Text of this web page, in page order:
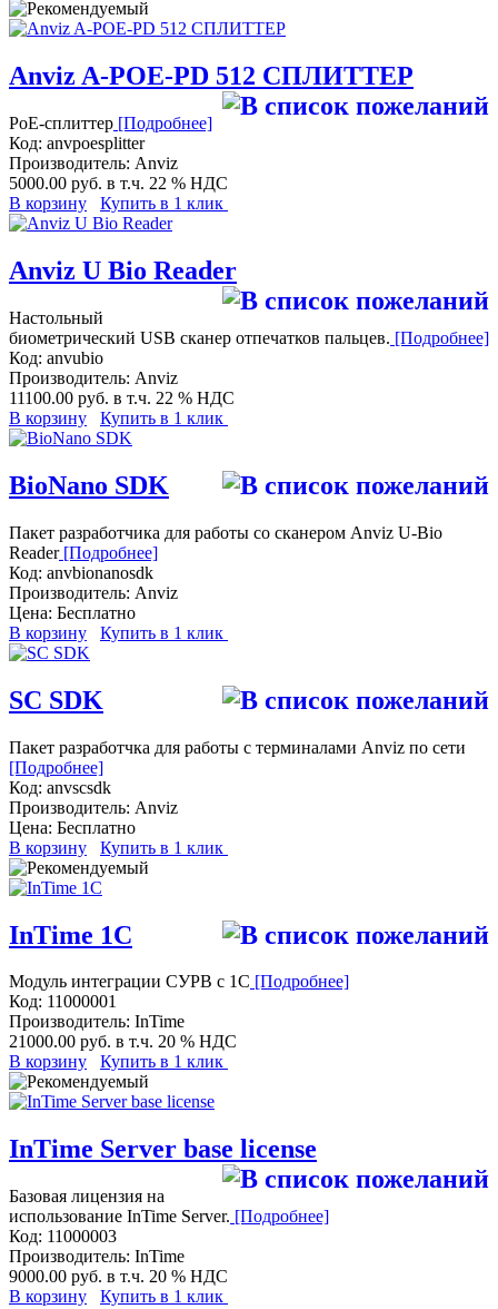
Anviz A-POE-PD 512 СПЛИТТЕР
PoE-сплиттер [Подробнее]
Код: anvpoesplitter
Производитель: Anviz
5000.00 руб. в т.ч. 22 % НДС
В корзину
Купить в 1 клик
Anviz U Bio Reader
Настольный
биометрический USB сканер отпечатков пальцев. [Подробнее]
Код: anvubio
Производитель: Anviz
11100.00 руб. в т.ч. 22 % НДС
В корзину
Купить в 1 клик
BioNano SDK
Пакет разработчика для работы со сканером Anviz U-Bio
Reader[Подробнее]
Код: anvbionanosdk
Производитель: Anviz
Цена: Бесплатно
В корзину
Купить в 1 клик
SC SDK
Пакет разработчка для работы с терминалами Anviz по сети
[Подробнее]
Код: anvscsdk
Производитель: Anviz
Цена: Бесплатно
В корзину
Купить в 1 клик
InTime 1С
Модуль интеграции СУРВ с 1C [Подробнее]
Код: 11000001
Производитель: InTime
21000.00 руб. в т.ч. 20 % НДС
В корзину
Купить в 1 клик
InTime Server base license
Базовая лицензия на
использование InTime Server. [Подробнее]
Код: 11000003
Производитель: InTime
9000.00 руб. в т.ч. 20 % НДС
В корзину
Купить в 1 клик